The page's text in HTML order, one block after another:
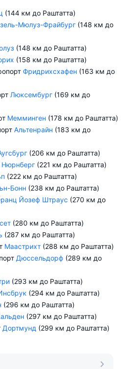
(144 км до Раштатта)
Мюлуз-Фрайбург (148 км до
(148 км до Раштатта)
(158 км до Раштатта)
Фридрихсхафен (163 км до
Люксембург (169 км до
Мемминген (178 км до Раштатта)
Альтенрайн (183 км до
(206 км до Раштатта)
Нюрнберг (221 км до Раштатта)
(222 км до Раштатта)
Бонн (238 км до Раштатта)
Йозеф Штраус (270 км до
(280 км до Раштатта)
(287 км до Раштатта)
Маастрихт (288 км до Раштатта)
Дюссельдорф (289 км до
(293 км до Раштатта)
(294 км до Раштатта)
(296 км до Раштатта)
(297 км до Раштатта)
Дортмунд (299 км до Раштатта)